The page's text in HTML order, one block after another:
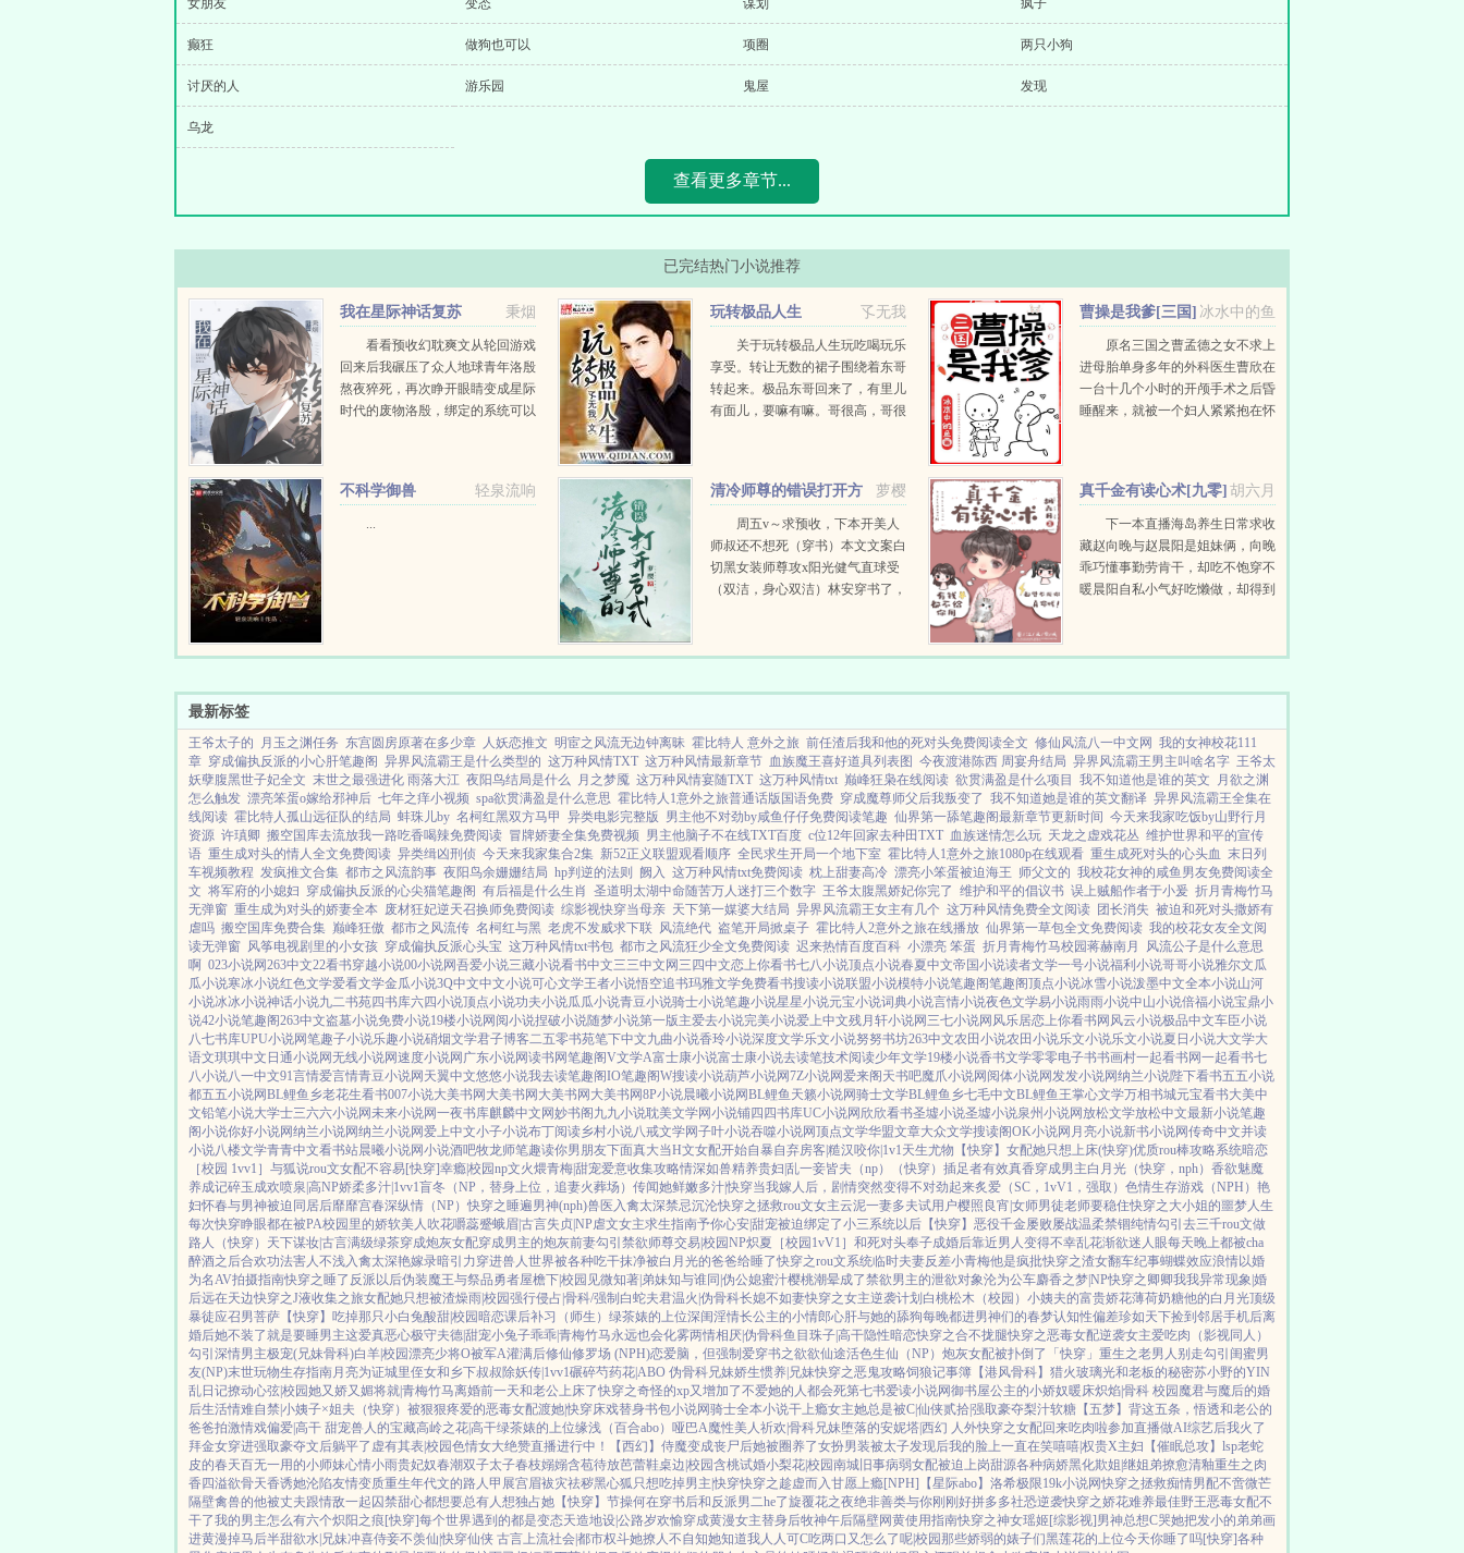
女朋友 变态 谋划 疯子
癫狂 做狗也可以 项圈 两只小狗
讨厌的人 游乐园 鬼屋 发现
乌龙
查看更多章节...
已完结热门小说推荐
秉烟
我在星际神话复苏
看看预收幻耽爽文从轮回游戏
回来后我碾压了众人地球青年洛殷
熬夜猝死，再次睁开眼睛变成星际
时代的废物洛殷，绑定的系统可以
孓无我
玩转极品人生
关于玩转极品人生玩吃喝玩乐
享受。转让无数的裙子围绕着东哥
转起来。极品东哥回来了，有里儿
有面儿，要嘛有嘛。哥很高，哥很
递牙...
冰水中的鱼
曹操是我爹[三国]
原名三国之曹孟德之女不求上
进母胎单身多年的外科医生曹欣在
一台十几个小时的开颅手术之后昏
睡醒来，就被一个妇人紧紧抱在怀
轻泉流响
不科学御兽
...
萝樱
清冷师尊的错误打开方
周五v～求预收，下本开美人
师叔还不想死（穿书）本文文案白
切黑女装师尊攻x阳光健气直球受
（双洁，身心双洁）林安穿书了，
他辣手摧花的美人不计...
胡六月
真千金有读心术[九零]
下一本直播海岛养生日常求收
藏赵向晚与赵晨阳是姐妹俩，向晚
乖巧懂事勤劳肯干，却吃不饱穿不
暖晨阳自私小气好吃懒做，却得到
了读心...
最新标签
王爷太子的 月玉之渊任务 东宫圆房原著在多少章 人妖恋推文 明宦之风流无边钟离昧 霍比特人 意外之旅 前任渣后我和他的死对头免费阅读全文 修仙风流八一中文网 我的女神校花111
章 穿成偏执反派的小心肝笔趣阁 异界风流霸王是什么类型的 这万种风情TXT 这万种风情最新章节 血族魔王喜好道具列表图 今夜渡港陈西 周宴舟结局 异界风流霸王男主叫啥名字 王爷太
妖孽腹黑世子妃全文 末世之最强进化 雨落大江 夜阳鸟结局是什么 月之梦魇 这万种风情宴随TXT 这万种风情txt 巅峰狂枭在线阅读 欲贯满盈是什么项目 我不知道他是谁的英文
月欲之渊
怎么触发 漂亮笨蛋o嫁给邪神后 七年之痒小视频 spa欲贯满盈是什么意思 霍比特人1意外之旅普通话版国语免费 穿成魔尊师父后我叛变了 我不知道她是谁的英文翻译 异界风流霸王全集在
线阅读 霍比特人孤山远征队的结局 蚌珠儿by 名柯红黑双方马甲 异类电影完整版 男主他不对劲by咸鱼仔仔免费阅读笔趣 仙界第一舔笔趣阁最新章节更新时间 今天来我家吃饭by山野行月
资源 许瑱卿 搬空国库去流放我一路吃香喝辣免费阅读 冒牌娇妻全集免费视频 男主他脑子不在线TXT百度 c位12年回家去种田TXT 血族迷情怎么玩 天龙之虚戏花丛 维护世界和平的宣传
语 重生成对头的情人全文免费阅读 异类缉凶刑侦 今天来我家集合2集 新52正义联盟观看顺序 全民求生开局一个地下室 霍比特人1意外之旅1080p在线观看 重生成死对头的心头血 末日列
车视频教程 发疯推文合集 都市之风流韵事 夜阳鸟余姗姗结局 hp判逆的法则 阙入 这万种风情txt免费阅读 枕上甜妻高冷 漂亮小笨蛋被迫海王 师父文的 我校花女神的咸鱼男友免费阅读全
文 将军府的小媳妇 穿成偏执反派的心尖猫笔趣阁 有后福是什么生肖 圣道明太湖中命随苦万人迷打三个数字 王爷太腹黑娇妃你完了 维护和平的倡议书 误上贼船作者于小爰 折月青梅竹马
无弹窗 重生成为对头的娇妻全本 废材狂妃逆天召换师免费阅读 综影视快穿当母亲 天下第一媒婆大结局 异界风流霸王女主有几个 这万种风情免费全文阅读 团长消失 被迫和死对头撒娇有
虐吗 搬空国库免费合集 巅峰狂傲 都市之风流传 名柯红与黑 老虎不发威求下联 风流绝代 盗笔开局掀桌子 霍比特人2意外之旅在线播放 仙界第一草包全文免费阅读 我的校花女友全文阅
读无弹窗 风筝电视剧里的小女孩 穿成偏执反派心头宝 这万种风情txt书包 都市之风流狂少全文免费阅读 迟来热情百度百科 小漂亮 笨蛋 折月青梅竹马校园蒋赫南月
风流公子是什么意思
啊 023小说网263中文22看书穿越小说00小说网吾爱小说三藏小说看书中文三三中文网 三四中文恋上你看书七八小说顶点小说春夏中文帝国小说读者文学一号小说福利小说哥哥小说雅尔文瓜
瓜小说寒冰小说红色文学爱看文学金瓜小说3Q中文中文小说可心文学王者小说悟空追书玛雅文学免费看书搜读小说联盟小说模特小说笔趣阁笔趣阁顶点小说冰雪小说泼墨中文全本小说山河
小说冰冰小说神话小说九二书苑四书库六四小说顶点小说功夫小说瓜瓜小说青豆小说骑士小说笔趣小说星星小说元宝小说词典小说言情小说夜色文学易小说雨雨小说中山小说倍福小说宝鼎小
说42小说笔趣阁263中文盗墓小说免费小说19楼小说网阅小说捏破小说随梦小说第一版主爱去小说完美小说爱上中文残月轩小说网 三七小说网 风乐居恋上你看书网 风云小说极品中文车臣小说
八七书库UPU小说网笔趣子小说乐趣小说硝烟文学君子博客二五零书苑笔下中文九曲小说香玲小说深度文学乐文小说努努书坊263中文农田小说农田小说乐文小说乐文小说夏日小说大文学大
语文琪琪中文 日通小说网无线小说网速度小说网 广东小说网读书网笔趣阁V文学A富士康小说富士康小说去读笔技术阅读少年文学19楼小说香书文学零零电子书书画村一起看书网一起看书七
八小说八一中文91言情爱言情青豆小说网 天翼中文悠悠小说我去读笔趣阁IO笔趣阁W搜读小说葫芦小说网7Z小说网爱来阁 天书吧魔爪小说网 阅体小说网发发小说网纳兰小说陛下看书五五小说
都五五小说网BL鲤鱼乡老花生看书007小说大美书网 大美书网 大美书网 大美书网8P小说晨曦小说网BL鲤鱼 天籁小说网骑士文学BL鲤鱼乡七毛中文BL鲤鱼王掌心文学万相书城元宝看书大美中
文铅笔小说大学士三六六小说网未来小说网一夜书库麒麟中文网妙书阁 九九小说耽美文学网小说铺四四书库UC小说网 欣欣看书圣墟小说圣墟小说泉州小说网放松文学放松中文最新小说笔趣
阁小说你好小说网纳兰小说网纳兰小说网爱上中文小子小说布丁阅读乡村小说八戒文学网子叶小说吞噬小说网顶点文学华盟文章大众文学搜读阁OK小说网 月亮小说新书小说网传奇中文并读
小说八楼文学青青中文看书站晨曦小说网小说酒吧牧龙师笔趣读你男朋友下面真大当H文女配开始自暴自弃房客|糙汉咬你|1v1天生尤物【快穿】 女配她只想上床(快穿)优质rou棒攻略系统暗恋
［校园 1vv1］ 与狐说rou文女配不容易[快穿]幸瘾|校园np文火煨青梅|甜宠爱意收集攻略情深如兽精养贵妇|乱一妾皆夫（np） （快穿）插足者有效真香穿成男主白月光（快穿，nph） 香欲魅魔
养成记碎玉成欢喷泉|高NP娇柔多汁|1vv1盲冬（NP，替身上位，追妻火葬场） 传闻她鲜嫩多汁|快穿当我嫁人后，剧情突然变得不对劲起来炙爱（SC，1vV1，强取） 色情生存游戏（NPH） 艳
妇怀春与男神被迫同居后靡靡宫春深纵情（NP）快穿之睡遍男神(nph)兽医 入禽太深禁忌沉沦快穿之拯救rou文女主云泥一妻多夫试用户樱照良宵|女师男徒老师要稳住快穿之大小姐的噩梦人生
每次快穿睁眼都在被PA校园里的娇软美人 吹花嚼蕊蹙蛾眉|古言失贞|NP虐文女主求生指南予你心安|甜宠被迫绑定了小三系统以后【快穿】 恶役千金屡败屡战温柔禁锢纯情勾引 去三千rou文做
路人（快穿） 天下谋妆|古言满级绿茶穿成炮灰女配穿成男主的炮灰前妻勾引禁欲师尊交易|校园NP炽夏［校园1vV1］ 和死对头奉子成婚后靠近男人变得不幸乱花渐欲迷人眼每天晚上都被cha
醉酒之后合欢功法害人不浅入禽太深艳嫁录暗引力穿进兽人世界被各种吃干抹净被白月光的爸爸给睡了快穿之rou文系统临时夫妻反差小青梅他是疯批快穿之渣女翻车纪事蝴蝶效应浪情以婚
为名AV拍摄指南快穿之睡了反派以后伪装魔王与祭品勇者屋檐下|校园 见微知著|弟妹知与谁同|伪公媳蜜汁樱桃潮晕成了禁欲男主的泄欲对象沦为公车麝香之梦|NP快穿之卿卿我我异常现象|婚
后远在天边快穿之J液收集之旅女配她只想被渣燥雨|校园强行侵占|骨科/强制 白蛇夫君温火|伪骨科长媳不如妻快穿之女主逆袭计划 白桃松木（校园） 小姨夫的富贵娇花薄荷奶糖他的白月光顶级
暴徒应召男菩萨 【快穿】吃掉那只小白兔酸甜|校园暗恋课后补习（师生） 绿茶婊的上位深闺淫情长公主的小情郎心肝与她的舔狗每晚都进男神们的春梦认知性偏差珍如天下捡到邻居手机后离
婚后她不装了就是要睡男主这爱真恶心极守夫德|甜宠小兔子乖乖|青梅竹马永远也会化雾两情相厌|伪骨科鱼目珠子|高干隐性暗恋快穿之合不拢腿快穿之恶毒女配逆袭女主爱吃肉 （影视同人）
勾引深情男主极宠(兄妹骨科)白羊|校园漂亮少将O被军A灌满后修仙修罗场 (NPH)恋爱脑，但强制爱穿书之欲欲仙途活色生仙（NP） 炮灰女配被扑倒了「快穿」 重生之老男人别走勾引闺蜜男
友(NP)末世玩物生存指南月亮为证城里侄女和乡下叔叔除妖传|1vv1碾碎芍药花|ABO 伪骨科兄妹娇生惯养|兄妹快穿之恶鬼攻略饲狼记事簿 【港风骨科】猎火玻璃光和老板的秘密苏小野的YIN
乱日记撩动心弦|校园她又娇又媚将就|青梅竹马离婚前一天和老公上床了快穿之奇怪的xp又增加了不爱她的人都会死第七书爱读小说网御书屋公主的小娇奴暖床炽焰|骨科 校园 魔君与魔后的婚
后生活情难自禁|小姨子×姐夫 （快穿）被狠狠疼爱的恶毒女配渡她|快穿床戏替身书包小说网骑士全本小说干上瘾女主她总是被C|仙侠贰拾|强取豪夺梨汁软糖 【五梦】背这五条，悟透和老公的
爸爸拍激情戏偏爱|高干 甜宠兽人的宝藏高岭之花|高干绿茶婊的上位缘浅（百合abo）哑巴A魔性美人祈欢|骨科兄妹堕落的安妮塔|西幻 人外快穿之女配回来吃肉啦参加直播做AI综艺后我火了
拜金女穿进强取豪夺文后躺平了 虚有其表|校园色情女大绝赞直播进行中！ 【西幻】侍魔变成丧尸后她被圈养了女扮男装被太子发现后我的脸上一直在笑嘻嘻|权贵X主妇 【催眠总攻】lsp老蛇
皮的春天百无一用的小师妹心情小雨贵妃奴春潮双子太子春枝嫋嫋含苞待放芭蕾鞋桌边|校园含桃试婚小梨花|校园南城旧事病弱女配被迫上岗甜源各种病娇黑化欺姐|继姐弟撩愈清釉重生之肉
香四溢欲骨天香诱她沦陷友情变质重生年代文的路人甲 展宫眉袚灾祛秽黑心狐只想吃掉男主|快穿快穿之趁虚而入甘愿上瘾[NPH] 【星际abo】洛希极限19k小说网快穿之拯救痴情男配不啻微芒
隔壁禽兽的他被丈夫跟情敌一起囚禁甜心都想要总有人想独占她 【快穿】节操何在穿书后和反派男二he了旋覆花之夜绝非善类与你刚刚好拼多多社恐逆袭快穿之娇花难养最佳野王恶毒女配不
干了我的男主怎么有六个炽阳之痕 [快穿]每个世界遇到的都是变态天造地设|公路岁欢愉穿成黄漫女主替身后牧神午后隔壁网黄使用指南快穿之神女瑶姬[综影视]男神总想C哭她把发小的弟弟画
进黄漫掉马后半甜欲水|兄妹冲喜侍妾不羡仙|快穿仙侠 古言上流社会|都市权斗她撩人不自知她知道我人人可C吃两口又怎么了呢|校园那些娇弱的婊子们黑莲花的上位今天你睡了吗[快穿]各种